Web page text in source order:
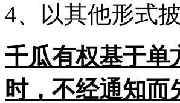
4、以其他形式
千瓜有权基于单
时，不经通知而